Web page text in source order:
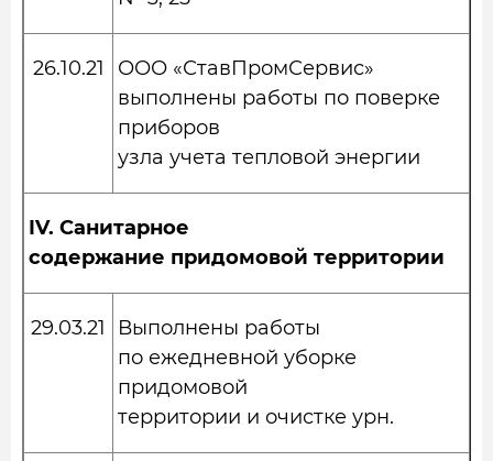
26.10.21
ООО «СтавПромСервис»
выполнены работы по поверке
приборов
узла учета тепловой энергии
IV. Санитарное
содержание придомовой территории
29.03.21
Выполнены работы
по ежедневной уборке
придомовой
территории и очистке урн.